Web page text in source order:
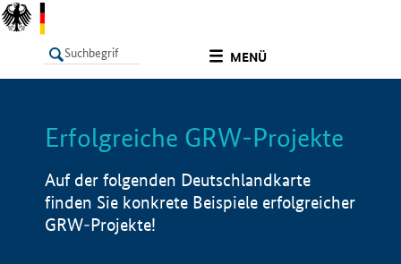
MENÜ
LISTE Info
Erfolgreiche GRW-Projekte
Auf der folgenden Deutschlandkarte
finden Sie konkrete Beispiele erfolgreicher
GRW-Projekte!